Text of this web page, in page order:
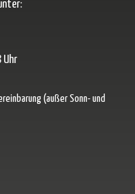
Uhr
(außer Sonn- und
(externer Link)
neuem Tab (externer Link)
– öffnet in neuem Tab
neuem Tab (externer Link)